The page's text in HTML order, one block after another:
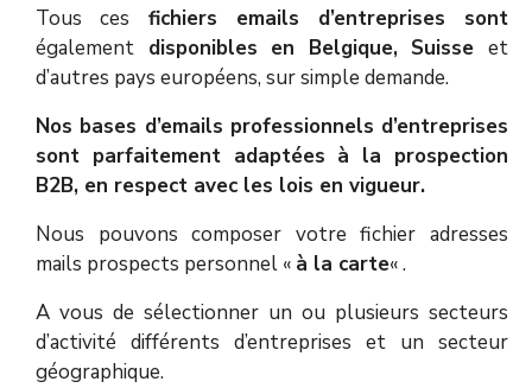
Tous ces fichiers emails d’entreprises sont
également disponibles en Belgique, Suisse et
d’autres pays européens, sur simple demande.
Nos bases d’emails professionnels d’entreprises
sont parfaitement adaptées à la prospection
B2B, en respect avec les lois en vigueur.
Nous pouvons composer votre fichier adresses
mails prospects personnel « à la carte« .
A vous de sélectionner un ou plusieurs secteurs
d’activité différents d’entreprises et un secteur
géographique.